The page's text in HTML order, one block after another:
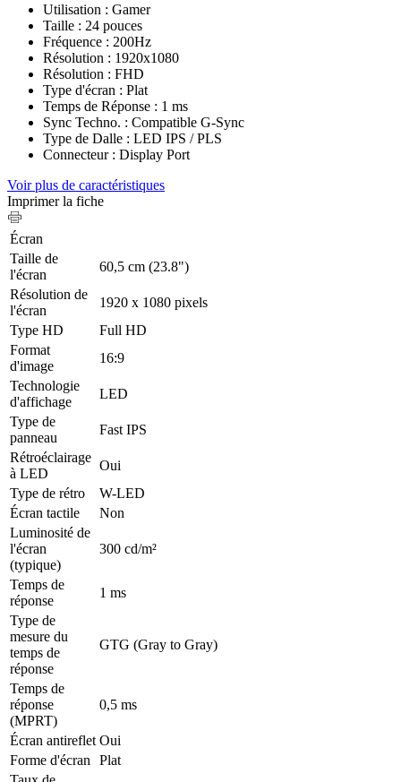
Utilisation : Gamer
Taille : 24 pouces
Fréquence : 200Hz
Résolution : 1920x1080
Résolution : FHD
Type d'écran : Plat
Temps de Réponse : 1 ms
Sync Techno. : Compatible G-Sync
Type de Dalle : LED IPS / PLS
Connecteur : Display Port
Voir plus de caractéristiques
Imprimer la fiche
Écran
Taille de
l'écran
60,5 cm (23.8")
Résolution de
l'écran
1920 x 1080 pixels
Type HD
Full HD
Format
d'image
16:9
Technologie
d'affichage
LED
Type de
panneau
Fast IPS
Rétroéclairage
à LED
Oui
Type de rétro
W-LED
Écran tactile
Non
Luminosité de
l'écran
(typique)
300 cd/m²
Temps de
réponse
1 ms
Type de
mesure du
temps de
réponse
GTG (Gray to Gray)
Temps de
réponse
(MPRT)
0,5 ms
Écran antireflet Oui
Forme d'écran
Plat